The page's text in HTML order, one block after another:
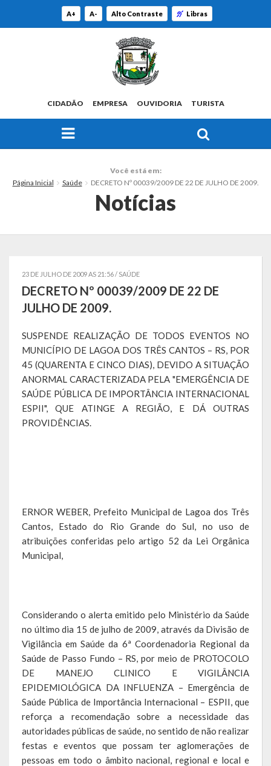
A+ A- Alto Contraste Libras
CIDADÃO EMPRESA OUVIDORIA TURISTA
Símbolos
Administração
Ex-Administradores
Secretarias
Administração, Fazenda e Planejamento
Educação, Cultura, Turismo, Desporto e Lazer
Obras, Serviços Urbanos e Trânsito
Saúde
Histórias
A História da Comunidade Católica Nossa Senhora de Lourdes
de Vila Seca
A História da Comunidade Evangélica de Linha Kronenthal
A história da Comunidade Católica São Paulo de Lagoa dos Três
Cantos
A História da Comunidade Evangélica de Confissão Luterana no
Brasil de Lagoa dos Três Cantos
Você está em:
Página Inicial
Saúde DECRETO Nº 00039/2009 DE 22 DE JULHO DE 2009.
Notícias
23 DE JULHO DE 2009 AS 21:56 / SAÚDE
DECRETO Nº 00039/2009 DE 22 DE
JULHO DE 2009.
SUSPENDE REALIZAÇÃO DE TODOS EVENTOS NO
MUNICÍPIO DE LAGOA DOS TRÊS CANTOS – RS, POR
45 (QUARENTA E CINCO DIAS), DEVIDO A SITUAÇÃO
ANORMAL CARACTERIZADA PELA "EMERGÊNCIA DE
SAÚDE PÚBLICA DE IMPORTÂNCIA INTERNACIONAL
ESPII", QUE ATINGE A REGIÃO, E DÁ OUTRAS
PROVIDÊNCIAS.
ERNOR WEBER, Prefeito Municipal de Lagoa dos Três
Cantos, Estado do Rio Grande do Sul, no uso de
atribuições conferidas pelo artigo 52 da Lei Orgânica
Municipal,
Considerando o alerta emitido pelo Ministério da Saúde
no último dia 15 de julho de 2009, através da Divisão de
Vigilância em Saúde da 6ª Coordenadoria Regional da
Saúde de Passo Fundo – RS, por meio de PROTOCOLO
DE MANEJO CLINICO E VIGILÂNCIA
EPIDEMIOLÓGICA DA INFLUENZA – Emergência de
Saúde Pública de Importância Internacional – ESPII, que
reforça a recomendação sobre a necessidade das
autoridades públicas de saúde, no sentido de não realizar
festas e eventos que possam ter aglomerações de
pessoas em todo o âmbito nacional, regional e local e